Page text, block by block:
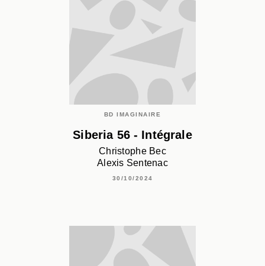
BD IMAGINAIRE
Siberia 56 - Intégrale
Christophe Bec
Alexis Sentenac
30/10/2024